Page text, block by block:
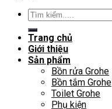
Search
for:
Trang chủ
Giới thiệu
Sản phẩm
Bồn rửa Grohe
Bồn tắm Grohe
Toilet Grohe
Phụ kiện